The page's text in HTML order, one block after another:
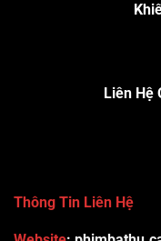
Liên Hệ
Thông Tin Liên Hệ